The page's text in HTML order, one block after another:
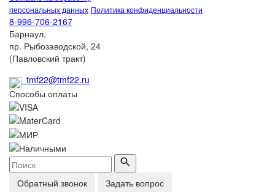
персональных данных Политика конфиденциальности
8-996-706-2167
Барнаул,
пр. Рыбозаводской, 24
(Павловский тракт)
tmf22@tmf22.ru
Способы оплаты
Обратный звонок
Задать вопрос